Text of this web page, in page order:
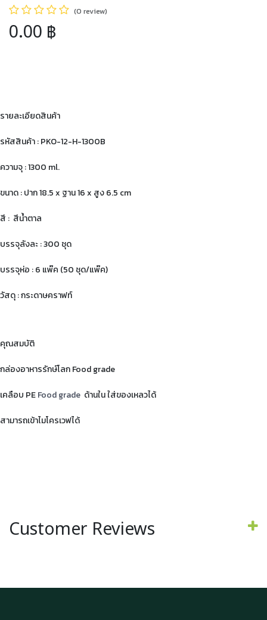
(0 review)
0.00 ฿
รายละเอียดสินค้า
รหัสสินค้า : PKO-12-H-1300B
ความจุ : 1300 ml.
ขนาด : ปาก 18.5 x ฐาน 16 x สูง 6.5 cm
สี : สีน้ำตาล
บรรจุลังละ : 300 ชุด
บรรจุห่อ : 6 แพ๊ค (50 ชุด/แพ๊ค)
วัสดุ : กระดาษคราฟท์
คุณสมบัติ
กล่องอาหารรักษ์โลก Food grade
เคลือบ PEFood grade ด้านใน ใส่ของเหลวได้
สามารถเข้าไมโครเวฟได้
Customer Reviews